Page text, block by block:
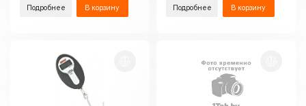
Подробнее В корзину Подробнее В корзину